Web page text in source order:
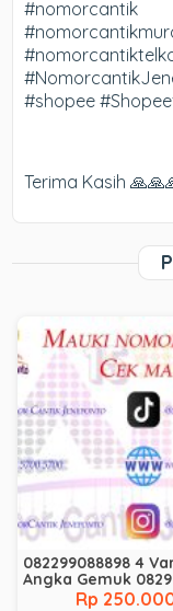
#nomorcantik
#shopee
Terima Kasih
082299088898 4
Angka Gemuk 0829
Rp